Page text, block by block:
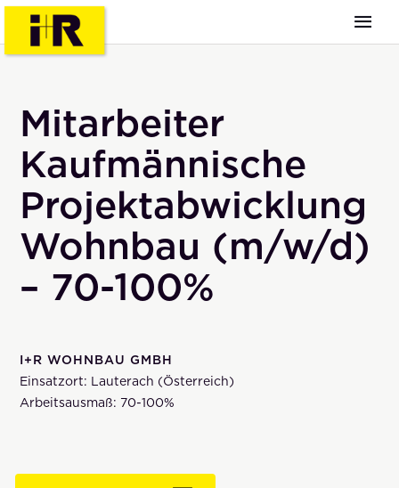
Mitarbeiter
Kaufmännische
Projektabwicklung
Wohnbau (m/w/d)
– 70-100%
I+R WOHNBAU GMBH
Einsatzort: Lauterach (Österreich)
Arbeitsausmaß: 70-100%